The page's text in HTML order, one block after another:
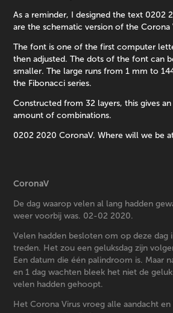
As a reminder, I designed the text 0202
are the schematic version of the Corona
The font is one of the first computer
then adjusted. The dots of the font can
smaller. The large runs from 1 mm to
the Fibonacci series.
Constructed from 32 layers, this gives
amount of combinations.
0202 2020 CoronaV. Where will we be
CoronaV
De dag waarop velen al lang hadden
weer voorbij was. 02-02 2020.
Velen hadden besloten om op deze dag
treden. Het zou een geluksdag zijn
Een datum die één palindroom is. Maar
en 1 dag wachten bleek het niet de
velen hadden gehoopt.
Het Corona Virus vroeg alle aandacht